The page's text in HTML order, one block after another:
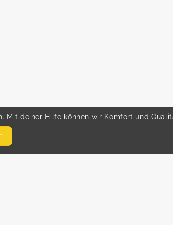
deiner Hilfe können wir Komfort und